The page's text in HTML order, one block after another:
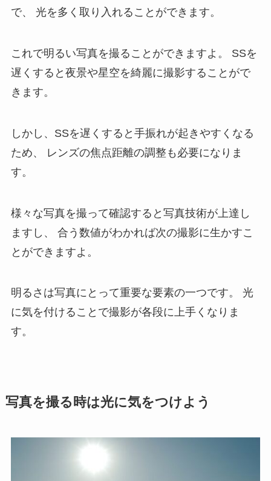
で、
光を多く取り入れることができます。
これで明るい写真を撮ることができますよ。
SSを
遅くすると夜景や星空を綺麗に撮影することがで
きます。
しかし、SSを遅くすると手振れが起きやすくなる
ため、
レンズの焦点距離の調整も必要になりま
す。
様々な写真を撮って確認すると写真技術が上達し
ますし、
合う数値がわかれば次の撮影に生かすこ
とができますよ。
明るさは写真にとって重要な要素の一つです。
光
に気を付けることで撮影が各段に上手くなりま
す。
写真を撮る時は光に気をつけよう